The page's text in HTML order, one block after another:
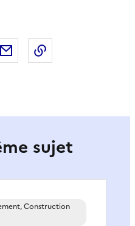
X sur LinkedIn
Partager par email
sujet
Construction